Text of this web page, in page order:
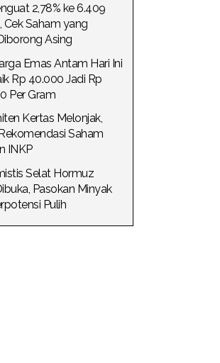
2,78% ke 6.409
Cek Saham yang
Asing
Emas Antam Hari Ini
Rp 40.000 Jadi Rp
Per Gram
Kertas Melonjak,
Saham
INKP
Selat Hormuz
Pasokan Minyak
Pulih